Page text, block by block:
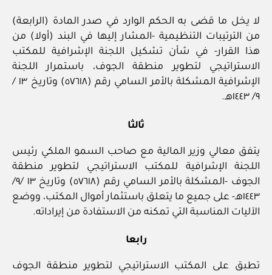
لا يخل ما قضى به الحكم الوارد في صدر المادة (الرابعة)
من الترتيبات التنظيمية -المشار إليها في البند (أولا) من
هذا القرار- في شأن تشكيل اللجنة الإشرافية للمكتب
الاستراتيجي لتطوير منطقة الجوف، باستمرار اللجنة
الإشرافية المشكلة بالأمر السامي رقم (٥٧٦١٨) وتاريخ ١٣ /
٩/ ١٤٤٣هـ.
ثالثا
يتفق معالي وزير المالية مع صاحب السمو الملكي رئيس
اللجنة الإشرافية للمكتب الاستراتيجي لتطوير منطقة
الجوف -المشكلة بالأمر السامي رقم (٥٧٦١٨) وتاريخ ١٣ /٩/
١٤٤٣هـ- على جميع ما يتعلق باستثمار أموال المكتب، ووضع
الآليات المناسبة التي تمكنه من الاستفادة من إيراداته.
رابعا
تطبق على المكتب الاستراتيجي لتطوير منطقة الجوف